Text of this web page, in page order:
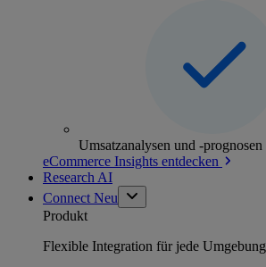
Umsatzanalysen und -prognosen
eCommerce Insights entdecken
Research AI
Connect Neu
Produkt
Flexible Integration für jede Umgebung